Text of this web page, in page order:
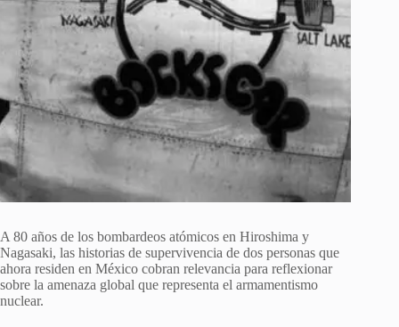
A 80 años de los bombardeos atómicos en Hiroshima y
Nagasaki, las historias de supervivencia de dos personas que
ahora residen en México cobran relevancia para reflexionar
sobre la amenaza global que representa el armamentismo
nuclear.